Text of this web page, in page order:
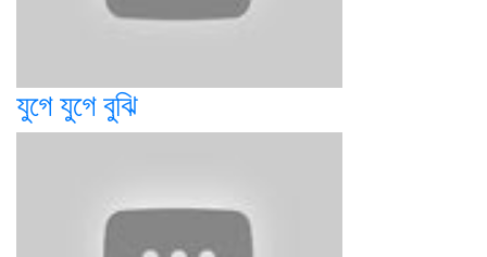
যুগে যুগে বুঝি